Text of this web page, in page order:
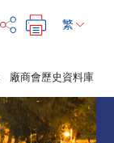
繁
廠商會歷史資料庫